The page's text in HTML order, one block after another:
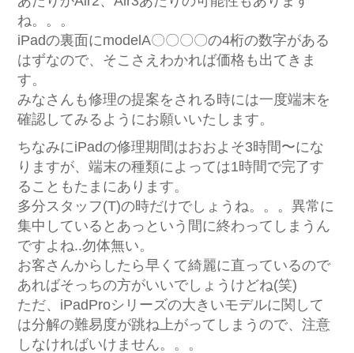
ね。。。
iPadの裏面にmodelA〇〇〇〇の4桁の数字がある
はずなので、そこさえわかれば価格も出てきま
す。
みなさんも修理の提案をされる時には一度端末を
確認してみるようにお願いいたします。
ちなみにiPadの修理期間はおおよそ3時間〜にな
りますが、端末の種類によっては1時間で完了す
ることもたまにあります。
多分スタッフ(T)の時だけでしょうね。。。異常に
集中しているとあっという間に終わってしまうん
ですよね..勿体無い。
お客さんからしたら早くて綺麗に直っているので
あればそっちの方がいいでしょうけどね(笑)
ただ、iPadProシリーズの大きいモデルに関して
は分解の難易度が跳ね上がってしまうので、注意
しなければいけません。。。